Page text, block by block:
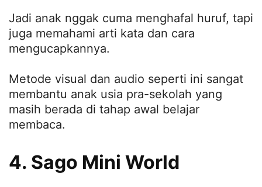
Jadi anak nggak cuma menghafal huruf, tapi
juga memahami arti kata dan cara
mengucapkannya.
Metode visual dan audio seperti ini sangat
membantu anak usia pra-sekolah yang
masih berada di tahap awal belajar
membaca.
4. Sago Mini World